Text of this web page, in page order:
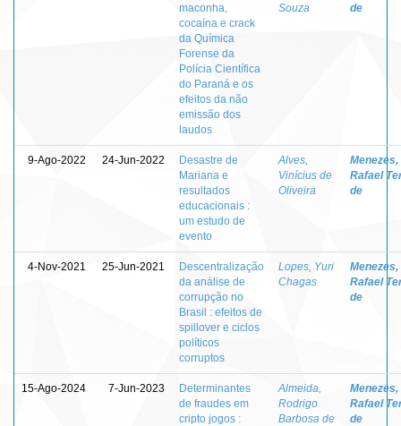
maconha,
cocaína e crack
da Química
Forense da
Polícia Científica
do Paraná e os
efeitos da não
emissão dos
laudos
Souza
de
9-Ago-2022 24-Jun-2022
Desastre de
Mariana e
resultados
educacionais :
um estudo de
evento
Alves,
Vinícius de
Oliveira
Menezes,
Rafael
de
4-Nov-2021 25-Jun-2021
Descentralização
da análise de
corrupção no
Brasil : efeitos de
spillover e ciclos
políticos
corruptos
Lopes, Yuri
Chagas
Menezes,
Rafael
de
15-Ago-2024 7-Jun-2023
Determinantes
de fraudes em
cripto jogos :
Almeida,
Rodrigo
Barbosa de
Menezes,
Rafael
de